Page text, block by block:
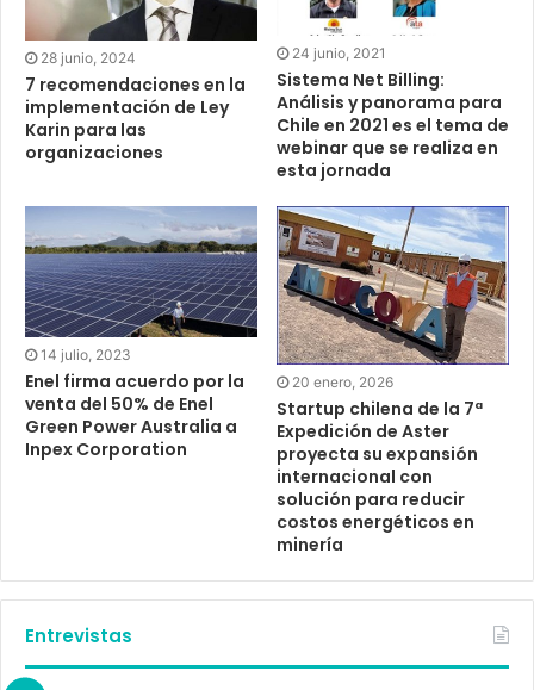
28 junio, 2024
7 recomendaciones en la
implementación de Ley
Karin para las
organizaciones
24 junio, 2021
Sistema Net Billing:
Análisis y panorama para
Chile en 2021 es el tema de
webinar que se realiza en
esta jornada
14 julio, 2023
Enel firma acuerdo por la
venta del 50% de Enel
Green Power Australia a
Inpex Corporation
20 enero, 2026
Startup chilena de la 7ª
Expedición de Aster
proyecta su expansión
internacional con
solución para reducir
costos energéticos en
minería
Entrevistas